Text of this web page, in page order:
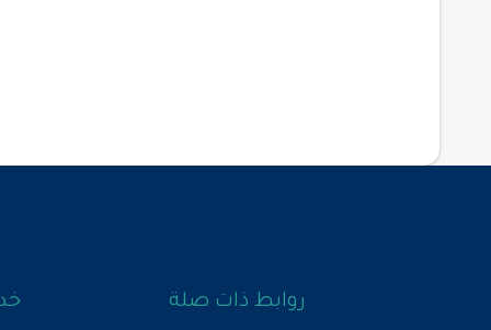
روابط ذات صلة